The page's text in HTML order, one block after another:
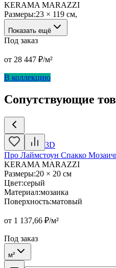
KERAMA MARAZZI
Размеры:23 × 119 см,
Показать ещё
Под заказ
от 28 447 ₽/м²
В коллекцию
Сопутствующие
3D
Про Лаймстоун Спакко
KERAMA MARAZZI
Размеры:20 × 20 см
Цвет:серый
Материал:мозаика
Поверхность:матовый
от 1 137,66 ₽/м²
Под заказ
м²